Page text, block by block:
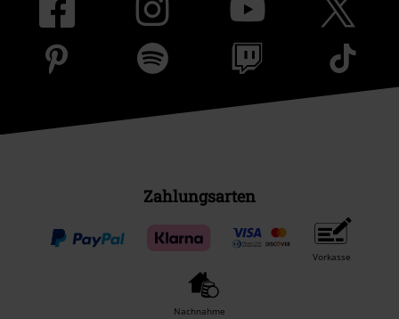
Zahlungsarten
Vorkasse
Nachnahme